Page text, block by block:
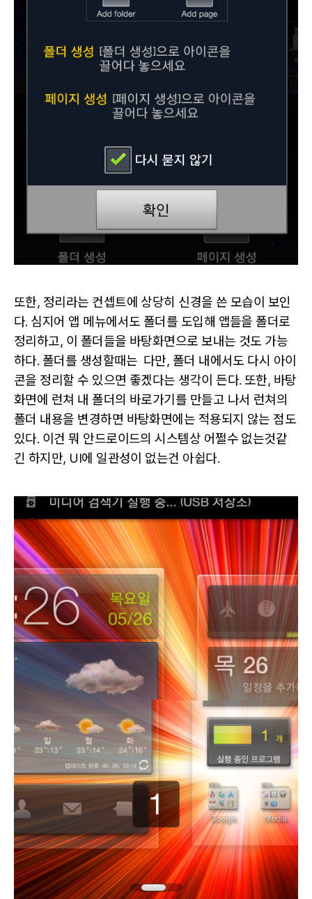
또한, 정리라는 컨셉트에 상당히 신경을 쓴 모습이 보인
다. 심지어 앱 메뉴에서도 폴더를 도입해 앱들을 폴더로
정리하고, 이 폴더들을 바탕화면으로 보내는 것도 가능
하다. 폴더를 생성할때는 다만, 폴더 내에서도 다시 아이
콘을 정리할 수 있으면 좋겠다는 생각이 든다. 또한, 바탕
화면에 런쳐 내 폴더의 바로가기를 만들고 나서 런쳐의
폴더 내용을 변경하면 바탕화면에는 적용되지 않는 점도
있다. 이건 뭐 안드로이드의 시스템상 어쩔수 없는것같
긴 하지만, UI에 일관성이 없는건 아쉽다.